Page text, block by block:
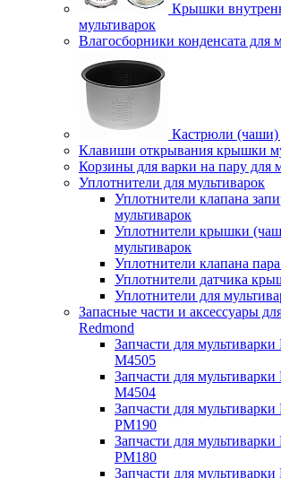
Крышки
мультиварок
Влагосборники конденсата для
Кастрюли (чаши)
Клавиши открывания крышки
Корзины для варки на пару для
Уплотнители для мультиварок
Уплотнители клапана
мультиварок
Уплотнители крышки
мультиварок
Уплотнители клапана
Уплотнители датчика
Уплотнители для
Запасные части и аксессуары
Redmond
Запчасти для
M4505
Запчасти для
M4504
Запчасти для
PM190
Запчасти для
PM180
Запчасти для